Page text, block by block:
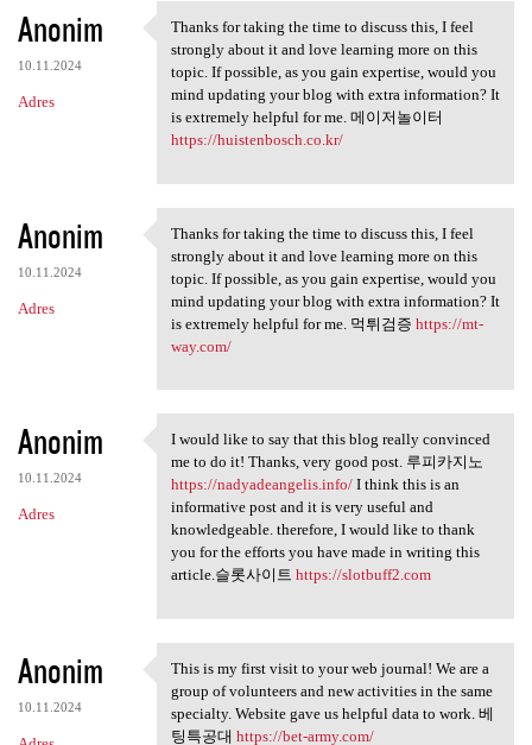
Anonim
10.11.2024
Adres
Thanks for taking the time to
Thanks for taking the time to discuss this, I feel
strongly about it and love learning more on this
topic. If possible, as you gain expertise, would you
mind updating your blog with extra information? It
is extremely helpful for me. 메이저놀이터
https://huistenbosch.co.kr/
Anonim
10.11.2024
Adres
Thanks for taking the time to
Thanks for taking the time to discuss this, I feel
strongly about it and love learning more on this
topic. If possible, as you gain expertise, would you
mind updating your blog with extra information? It
is extremely helpful for me. 먹튀검증 https://mt-
way.com/
Anonim
10.11.2024
Adres
I would like to say that this
I would like to say that this blog really convinced
me to do it! Thanks, very good post. 루피카지노
https://nadyadeangelis.info/I think this is an
informative post and it is very useful and
knowledgeable. therefore, I would like to thank
you for the efforts you have made in writing this
article.슬롯사이트 https://slotbuff2.com
Anonim
10.11.2024
This is my first visit to
This is my first visit to your web journal! We are a
group of volunteers and new activities in the same
specialty. Website gave us helpful data to work. 베
팅특공대 https://bet-army.com/